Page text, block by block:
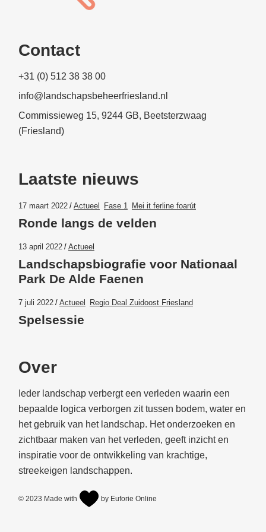
Contact
+31 (0) 512 38 38 00
info@landschapsbeheerfriesland.nl
Commissieweg 15, 9244 GB, Beetsterzwaag
(Friesland)
Laatste nieuws
17 maart 2022 Actueel Fase 1 Mei it ferline foarút
Ronde langs de velden
13 april 2022 Actueel
Landschapsbiografie voor Nationaal
Park De Alde Faenen
7 juli 2022 Actueel Regio Deal Zuidoost Friesland
Spelsessie
Over
Ieder landschap verbergt een verleden waarin een
bepaalde logica verborgen zit tussen bodem, water en
het gebruik van het landschap. Het onderzoeken en
zichtbaar maken van het verleden, geeft inzicht en
inspiratie voor de ontwikkeling van krachtige,
streekeigen landschappen.
© 2023 Made with by Euforie Online